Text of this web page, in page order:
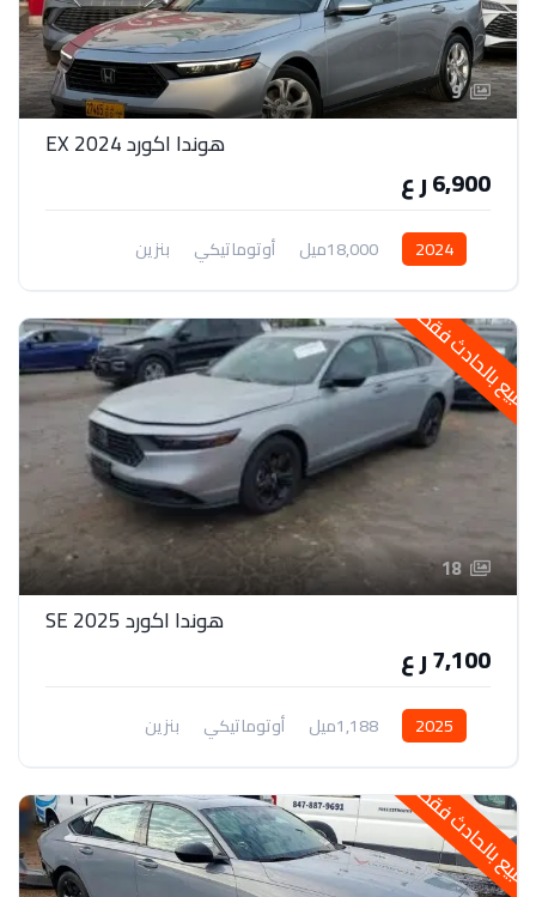
9
هوندا اكورد 2024 EX
6,900 ر ع
2024 18,000ميل أوتوماتيكي
بنزين
دفع أمامي
بالحادث فقط
18
هوندا اكورد 2025 SE
7,100 ر ع
2025 1,188ميل أوتوماتيكي
بنزين
دفع أمامي
بالحادث فقط